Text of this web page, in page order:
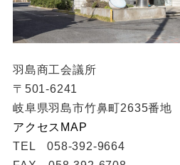
羽島商工会議所
〒501-6241
岐阜県羽島市竹鼻町2635番地
アクセスMAP
TEL 058-392-9664